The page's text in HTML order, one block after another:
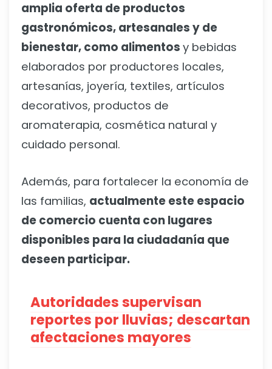
amplia oferta de productos
gastronómicos, artesanales y de
bienestar, como alimentos y bebidas
elaborados por productores locales,
artesanías, joyería, textiles, artículos
decorativos, productos de
aromaterapia, cosmética natural y
cuidado personal.
Además, para fortalecer la economía de
las familias, actualmente este espacio
de comercio cuenta con lugares
disponibles para la ciudadanía que
deseen participar.
Autoridades supervisan
reportes por lluvias; descartan
afectaciones mayores